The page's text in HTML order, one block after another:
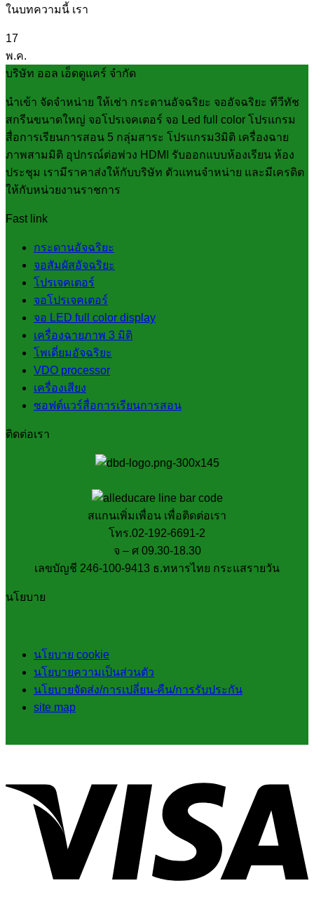
ในบทความนี้ เรา
17
พ.ค.
บริษัท ออล เอ็ดดูแคร์ จำกัด
นำเข้า จัดจำหน่าย ให้เช่า กระดานอัจฉริยะ จออัจฉริยะ ทีวีทัช
สกรีนขนาดใหญ่ จอโปรเจคเตอร์ จอ Led full color โปรแกรม
สื่อการเรียนการสอน 5 กลุ่มสาระ โปรแกรม3มิติ เครื่องฉาย
ภาพสามมิติ อุปกรณ์ต่อพ่วง HDMI รับออกแบบห้องเรียน ห้อง
ประชุม เรามีราคาส่งให้กับบริษัท ตัวแทนจำหน่าย และมีเครดิต
ให้กับหน่วยงานราชการ
Fast link
กระดานอัจฉริยะ
จอสัมผัสอัจฉริยะ
โปรเจคเตอร์
จอโปรเจคเตอร์
จอ LED full color display
เครื่องฉายภาพ 3 มิติ
โพเดี่ยมอัจฉริยะ
VDO processor
เครื่องเสียง
ซอฟต์แวร์สื่อการเรียนการสอน
ติดต่อเรา
สแกนเพิ่มเพื่อน เพื่อติดต่อเรา
โทร.02-192-6691-2
จ – ศ 09.30-18.30
เลขบัญชี 246-100-9413 ธ.ทหารไทย กระแสรายวัน
นโยบาย
นโยบาย cookie
นโยบายความเป็นส่วนตัว
นโยบายจัดส่ง/การเปลี่ยน-คืน/การรับประกัน
site map